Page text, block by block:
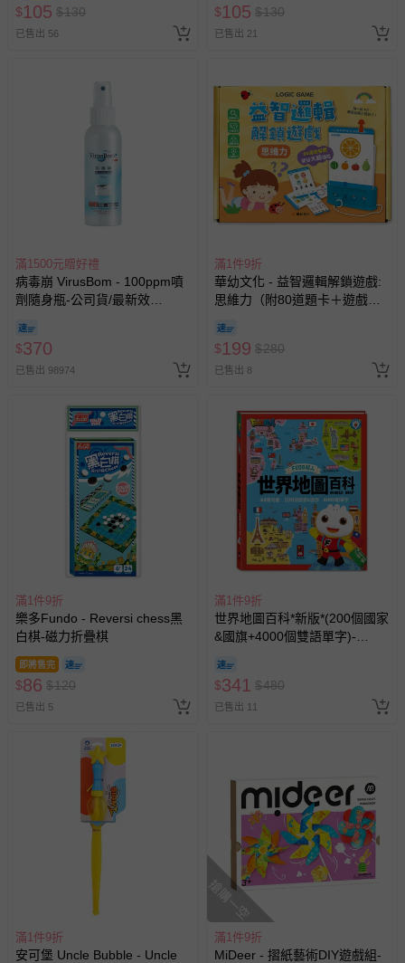
商品實際的配達日期，可於訂單個人資料內的查詢訂單內，
已出貨通知之訊息為主。
情形，您可申請更換新品或退貨，請見：退貨的辦理流程。
若您對於會員帳號、商品訂購與資訊、購物流程、付款方
式、折價券與購物金的使用、退貨及商品運送方式等有疑
問，你可詳見：
。
預購商品：預購為海外同步代購，遇缺貨即會通知媽咪並協
助取消退款事宜。
商品如因「價格、組合」等錯誤原因，導致無法安排出貨，
償。
$105 $130
已售出 56
$105 $130
已售出 21
滿1500元贈好禮
病毒崩 VirusBom - 100ppm噴
劑隨身瓶-公司貨/最新效
$370
已售出 98974
滿1件9折
華幼文化 - 益智邏輯解鎖遊戲:
思維力（附80道題卡＋遊戲鑰
$199 $280
已售出 8
滿1件9折
樂多Fundo - Reversi chess黑
白棋-磁力折疊棋
即將售完
$86 $120
已售出 5
滿1件9折
世界地圖百科*新版*(200個國家
&國旗+4000個雙語單字)-
$341 $480
已售出 11
滿1件9折
安可堡 Uncle Bubble - Uncle
搶購一空
滿1件9折
MiDeer - 摺紙藝術DIY遊戲組-